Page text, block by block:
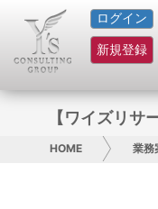
ログイン
新規登録
HOME
サービス紹介
コラム
グループ概要
【ワイズリサ
HOME 業務